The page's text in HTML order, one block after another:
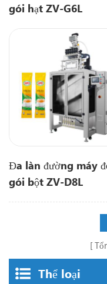
gói hạt ZV-G6L
Đa làn đường máy
gói bột ZV-D8L
Thể loại